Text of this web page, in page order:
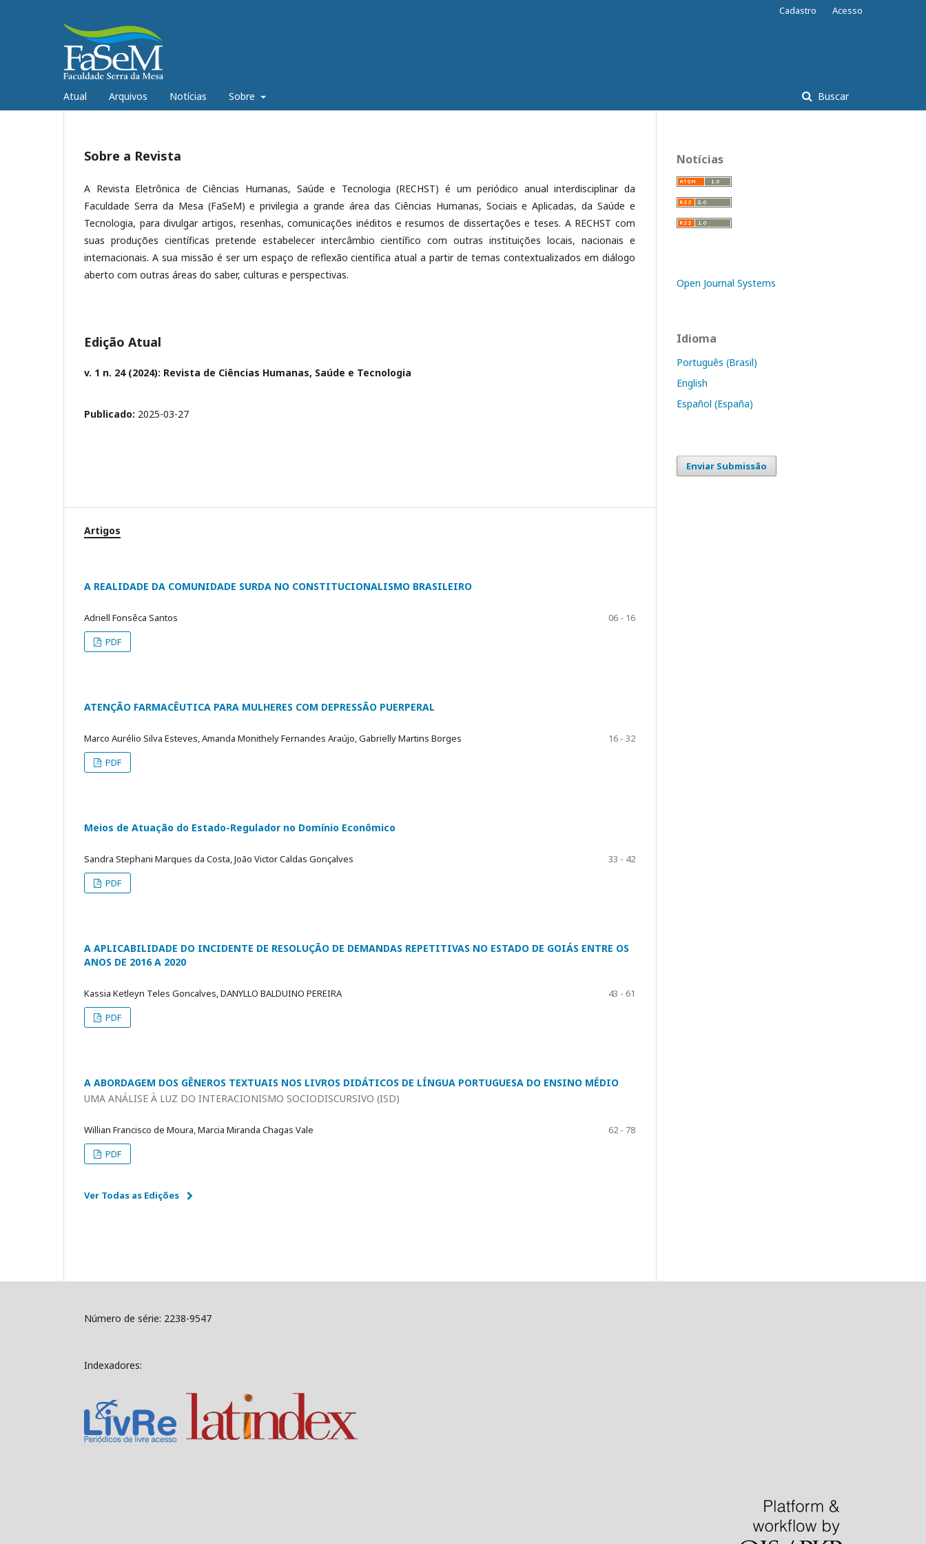
Atual Arquivos Notícias Sobre Buscar
Cadastro Acesso
Sobre a Revista
A Revista Eletrônica de Ciências Humanas, Saúde e Tecnologia (RECHST) é um periódico anual interdisciplinar da
Faculdade Serra da Mesa (FaSeM) e privilegia a grande área das Ciências Humanas, Sociais e Aplicadas, da Saúde e
Tecnologia, para divulgar artigos, resenhas, comunicações inéditos e resumos de dissertações e teses. A RECHST com
suas produções científicas pretende estabelecer intercâmbio científico com outras instituições locais, nacionais e
internacionais. A sua missão é ser um espaço de reflexão científica atual a partir de temas contextualizados em diálogo
aberto com outras áreas do saber, culturas e perspectivas.
Edição Atual
v. 1 n. 24 (2024): Revista de Ciências Humanas, Saúde e Tecnologia
Publicado: 2025-03-27
Artigos
A REALIDADE DA COMUNIDADE SURDA NO CONSTITUCIONALISMO BRASILEIRO
Adriell Fonsêca Santos
06 - 16
PDF
ATENÇÃO FARMACÊUTICA PARA MULHERES COM DEPRESSÃO PUERPERAL
Marco Aurélio Silva Esteves, Amanda Monithely Fernandes Araújo, Gabrielly Martins Borges
16 - 32
PDF
Meios de Atuação do Estado-Regulador no Domínio Econômico
Sandra Stephani Marques da Costa, João Victor Caldas Gonçalves
33 - 42
PDF
A APLICABILIDADE DO INCIDENTE DE RESOLUÇÃO DE DEMANDAS REPETITIVAS NO ESTADO DE GOIÁS ENTRE OS
ANOS DE 2016 A 2020
Kassia Ketleyn Teles Goncalves, DANYLLO BALDUINO PEREIRA
43 - 61
PDF
A ABORDAGEM DOS GÊNEROS TEXTUAIS NOS LIVROS DIDÁTICOS DE LÍNGUA PORTUGUESA DO ENSINO MÉDIO
UMA ANÁLISE À LUZ DO INTERACIONISMO SOCIODISCURSIVO (ISD)
Willian Francisco de Moura, Marcia Miranda Chagas Vale
62 - 78
PDF
Ver Todas as Edições
Notícias
Open Journal Systems
Idioma
Português (Brasil)
English
Español (España)
Enviar Submissão
Número de série: 2238-9547
Indexadores: